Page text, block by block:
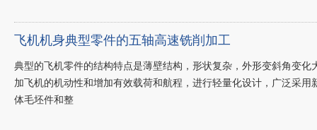
飞机机身典型零件的五轴高速铣削加工
典型的飞机零件的结构特点是薄壁结构，形状复杂，外形变斜角变
加飞机的机动性和增加有效载荷和航程，进行轻量化设计，广泛采
体毛坯件和整